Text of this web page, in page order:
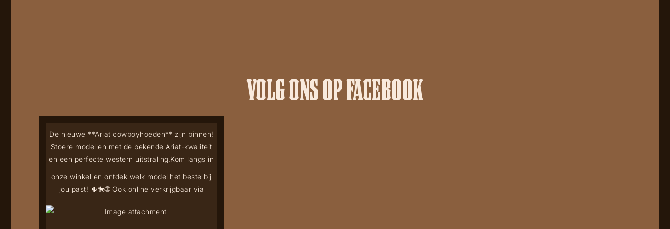
VOLG ONS OP FACEBOOK
De nieuwe **Ariat cowboyhoeden** zijn binnen!
Stoere modellen met de bekende Ariat-kwaliteit
en een perfecte western uitstraling.Kom langs in
onze winkel en ontdek welk model het beste bij
jou past! 🌵🐎🌐 Ook online verkrijgbaar via